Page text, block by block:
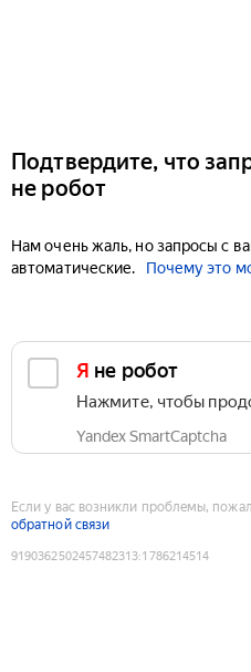
Подтвердите, что
не робот
Нам очень жаль, но запросы с
автоматические.
Почему это
Я не робот
Нажмите, чтобы
Yandex SmartCaptcha
Если у вас возникли проблемы,
обратной связи
9190362502457482313:1786214514